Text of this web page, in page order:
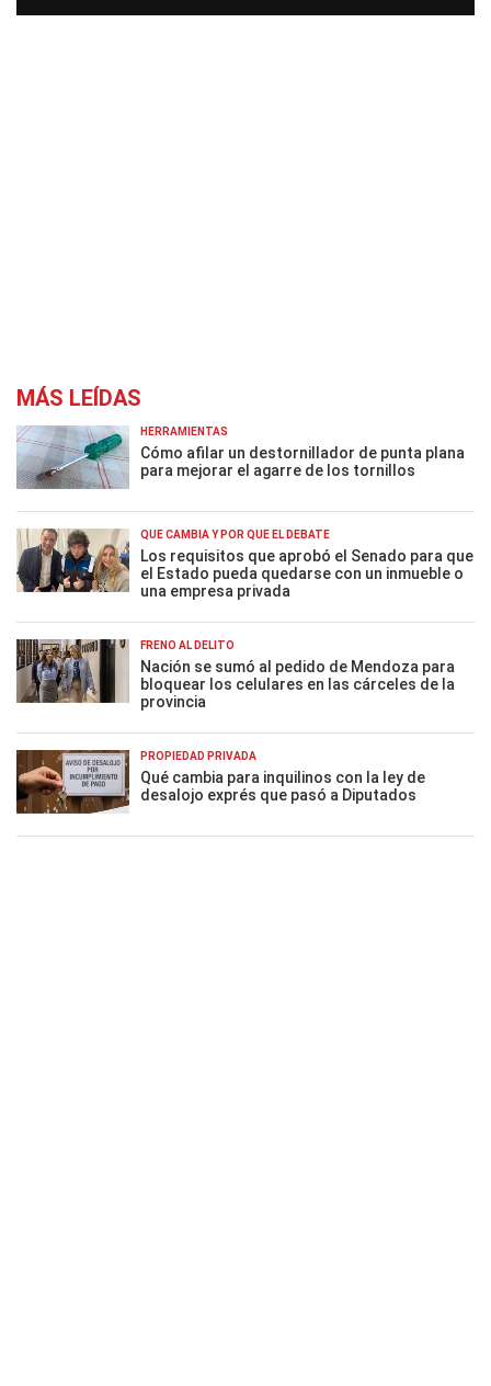
MÁS LEÍDAS
HERRAMIENTAS
Cómo afilar un destornillador de punta plana
para mejorar el agarre de los tornillos
QUÉ CAMBIA Y POR QUÉ EL DEBATE
Los requisitos que aprobó el Senado para que
el Estado pueda quedarse con un inmueble o
una empresa privada
FRENO AL DELITO
Nación se sumó al pedido de Mendoza para
bloquear los celulares en las cárceles de la
provincia
PROPIEDAD PRIVADA
Qué cambia para inquilinos con la ley de
desalojo exprés que pasó a Diputados